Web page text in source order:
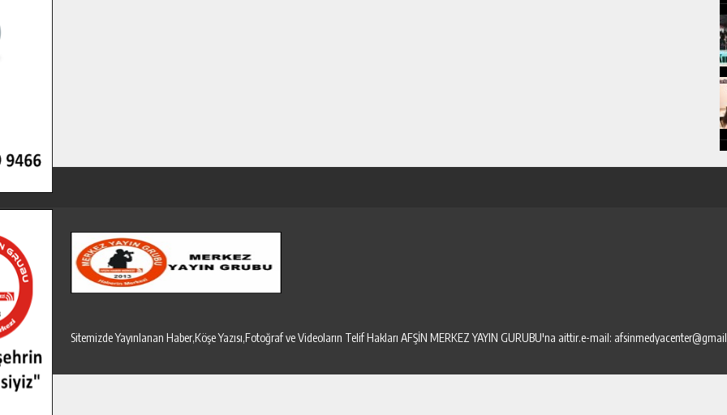
Sitemizde Yayınlanan Haber,Köşe Yazısı,Fotoğraf ve Videoların Telif Hakları AFŞİN MERKEZ YAYIN GURUBU'na aittir.e-mail: